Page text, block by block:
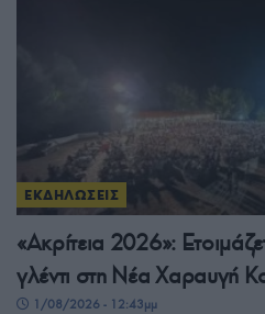
ΕΚΔΗΛΩΣΕΙΣ
«Ακρίτεια 2026»:
γλέντι στη Νέα Χαραυγή
1/08/2026 - 12:43μμ